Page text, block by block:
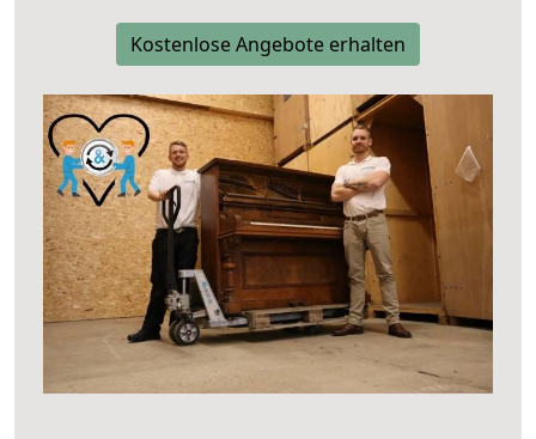
Kostenlose Angebote erhalten